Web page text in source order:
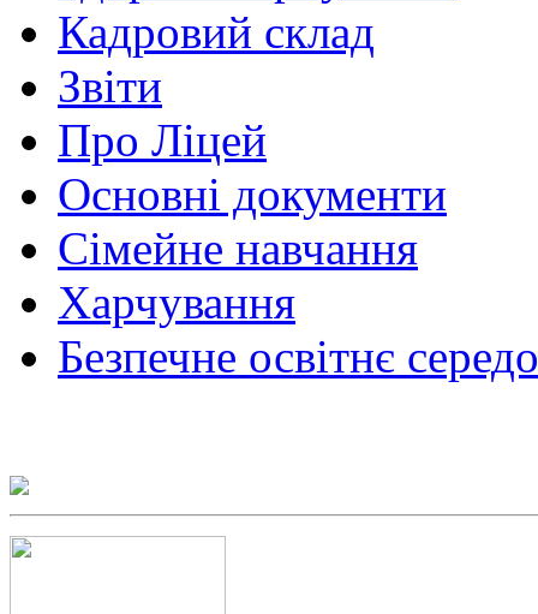
Кадровий склад
Звіти
Про Ліцей
Основні документи
Сімейне навчання
Харчування
Безпечне освітнє